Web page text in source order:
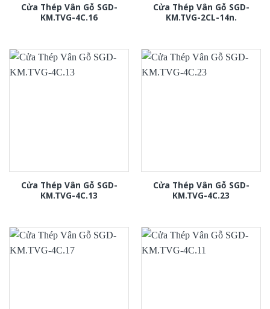
Cửa Thép Vân Gỗ SGD-
KM.TVG-4C.16
Cửa Thép Vân Gỗ SGD-
KM.TVG-2CL-14n.
Cửa Thép Vân Gỗ SGD-
KM.TVG-4C.13
Cửa Thép Vân Gỗ SGD-
KM.TVG-4C.23